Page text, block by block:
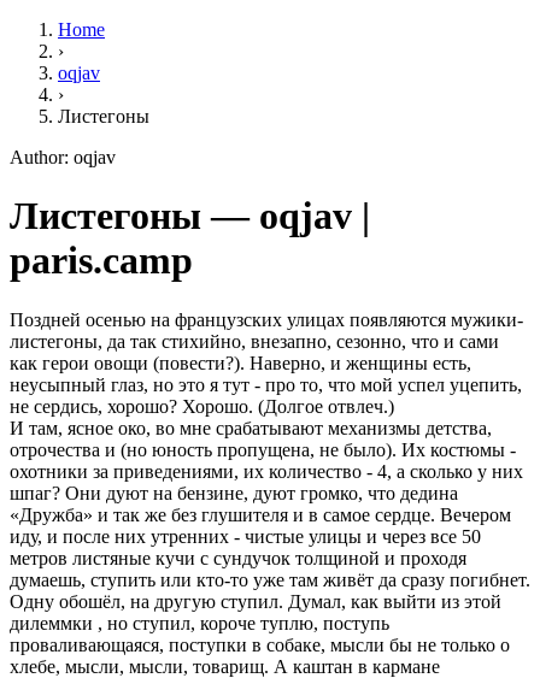
Home
›
oqjav
›
Листегоны
Author: oqjav
Листегоны — oqjav |
paris.camp
Поздней осенью на французских улицах появляются мужики-
листегоны, да так стихийно, внезапно, сезонно, что и сами
как герои овощи (повести?). Наверно, и женщины есть,
неусыпный глаз, но это я тут - про то, что мой успел уцепить,
не сердись, хорошо? Хорошо. (Долгое отвлеч.)
И там, ясное око, во мне срабатывают механизмы детства,
отрочества и (но юность пропущена, не было). Их костюмы -
охотники за приведениями, их количество - 4, а сколько у них
шпаг? Они дуют на бензине, дуют громко, что дедина
«Дружба» и так же без глушителя и в самое сердце. Вечером
иду, и после них утренних - чистые улицы и через все 50
метров листяные кучи с сундучок толщиной и проходя
думаешь, ступить или кто-то уже там живёт да сразу погибнет.
Одну обошёл, на другую ступил. Думал, как выйти из этой
дилеммки , но ступил, короче туплю, поступь
проваливающаяся, поступки в собаке, мысли бы не только о
хлебе, мысли, мысли, товарищ. А каштан в кармане